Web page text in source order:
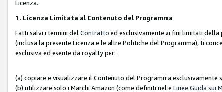
Licenza.
1. Licenza Limitata al Contenuto del Programma
Fatti salvi i termini del Contratto ed esclusivamente ai fini limitati
(inclusa la presente Licenza e le altre Politiche del Programma), ti
esclusiva ed esente da royalty per:
(a) copiare e visualizzare il Contenuto del Programma esclusivamente
(b) utilizzare solo i Marchi Amazon (come definiti nelle Linee Guida sui